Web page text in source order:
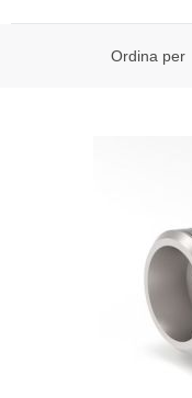
Ordina per